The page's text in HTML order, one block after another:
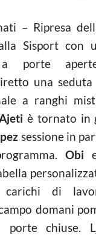
– Ripresa
Sisport con
a porte
una seduta
a ranghi
è tornato in
sessione in
Obi
carichi di
domani
porte chiuse.